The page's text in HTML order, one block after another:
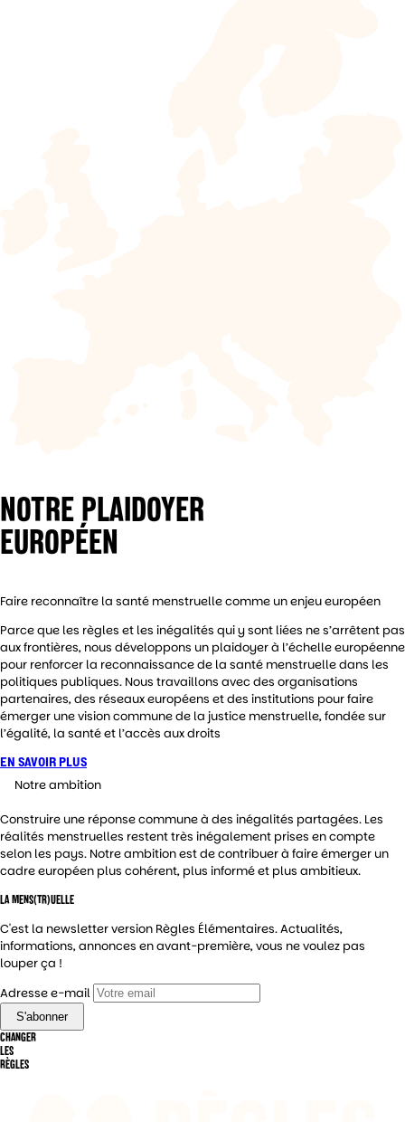
NOTRE PLAIDOYER
EUROPÉEN
Faire reconnaître la santé menstruelle comme un enjeu européen
Parce que les règles et les inégalités qui y sont liées ne s’arrêtent pas
aux frontières, nous développons un plaidoyer à l’échelle européenne
pour renforcer la reconnaissance de la santé menstruelle dans les
politiques publiques. Nous travaillons avec des organisations
partenaires, des réseaux européens et des institutions pour faire
émerger une vision commune de la justice menstruelle, fondée sur
l’égalité, la santé et l’accès aux droits
EN SAVOIR PLUS
Notre ambition
Construire une réponse commune à des inégalités partagées. Les
réalités menstruelles restent très inégalement prises en compte
selon les pays. Notre ambition est de contribuer à faire émerger un
cadre européen plus cohérent, plus informé et plus ambitieux.
LA MENS(TR)UELLE
C'est la newsletter version Règles Élémentaires. Actualités,
informations, annonces en avant-première, vous ne voulez pas
louper ça !
Adresse e-mail
CHANGER
LES
RÈGLES